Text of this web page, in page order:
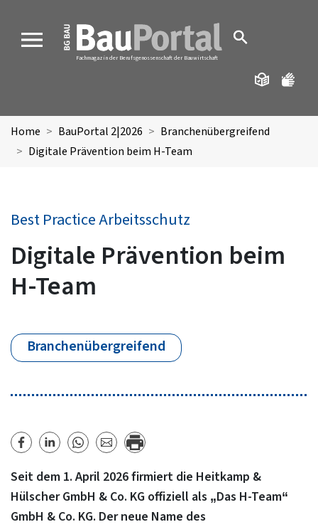
MENU
Fachmagazin der Berufsgenossenschaft der Bauwirtschaft
Home BauPortal 2|2026
Branchenübergreifend
Digitale Prävention beim H-Team
Best Practice Arbeitsschutz
Digitale Prävention beim
H-Team
Branchenübergreifend
Seit dem 1. April 2026 firmiert die Heitkamp &
Hülscher GmbH & Co. KG offiziell als „Das H-Team“
GmbH & Co. KG. Der neue Name des